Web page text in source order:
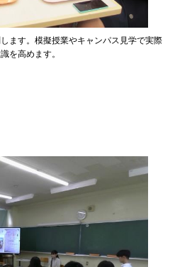
ます。模擬授業やキャンパス見学で実際
を高めます。